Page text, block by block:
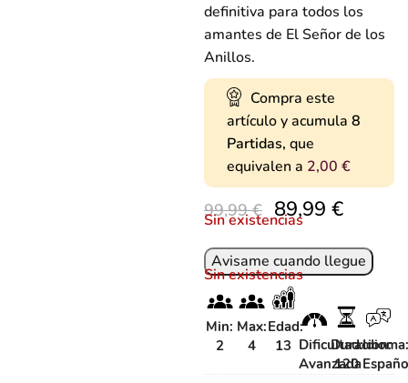
definitiva para todos los
amantes de El Señor de los
Anillos.
Compra este
artículo y acumula 8
Partidas, que
equivalen a 2,00 €
99,99€ 89,99 €
Sin existencias
Sin existencias
Min:
2
Max:
4
Edad:
13 Dificultad:
Avanzada
Duracion:
120